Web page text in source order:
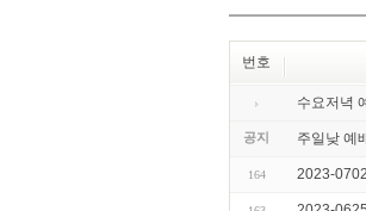
번호
수요저녁
공지 주일낮 예
164 2023-